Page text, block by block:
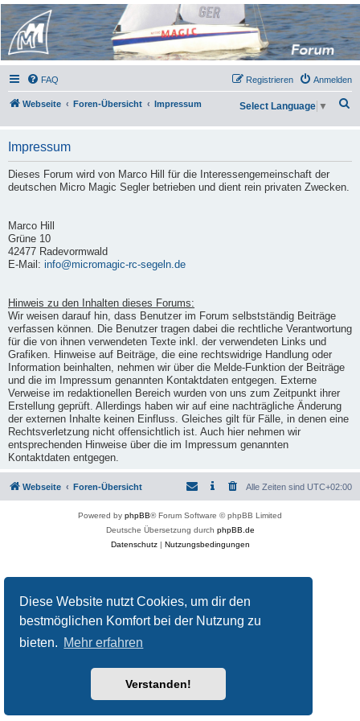
Diese Website nutzt Cookies, um dir den
bestmöglichen Komfort bei der Nutzung zu
bieten. Mehr erfahren
Verstanden!
Micro Magic Forum
Deutschland
FAQ Anmelden
Registrieren
Webseite Foren-Übersicht Impressum
h
Select Language ▼
Impressum
Dieses Forum wird von Marco Hill für die Interessengemeinschaft der
deutschen Micro Magic Segler betrieben und dient rein privaten Zwecken.
Marco Hill
Grüne 10
42477 Radevormwald
E-Mail: info@micromagic-rc-segeln.de
Hinweis zu den Inhalten dieses Forums:
Wir weisen darauf hin, dass Benutzer im Forum selbstständig Beiträge
verfassen können. Die Benutzer tragen dabei die rechtliche Verantwortung
für die von ihnen verwendeten Texte inkl. der verwendeten Links und
Grafiken. Hinweise auf Beiträge, die eine rechtswidrige Handlung oder
Information beinhalten, nehmen wir über die Melde-Funktion der Beiträge
und die im Impressum genannten Kontaktdaten entgegen. Externe
Verweise im redaktionellen Bereich wurden von uns zum Zeitpunkt ihrer
Erstellung geprüft. Allerdings haben wir auf eine nachträgliche Änderung
der externen Inhalte keinen Einfluss. Gleiches gilt für Fälle, in denen eine
Rechtsverletzung nicht offensichtlich ist. Auch hier nehmen wir
entsprechenden Hinweise über die im Impressum genannten
Kontaktdaten entgegen.
Webseite Foren-Übersicht Alle Zeiten sind UTC+02:00
Powered by phpBB® Forum Software © phpBB Limited
Deutsche Übersetzung durch phpBB.de
Datenschutz| Nutzungsbedingungen